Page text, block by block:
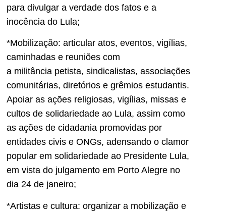
para divulgar a verdade dos fatos e a
inocência do Lula;
*Mobilização: articular atos, eventos, vigílias,
caminhadas e reuniões com
a militância petista, sindicalistas, associações
comunitárias, diretórios e grêmios estudantis.
Apoiar as ações religiosas, vigílias, missas e
cultos de solidariedade ao Lula, assim como
as ações de cidadania promovidas por
entidades civis e ONGs, adensando o clamor
popular em solidariedade ao Presidente Lula,
em vista do julgamento em Porto Alegre no
dia 24 de janeiro;
*Artistas e cultura: organizar a mobilização e